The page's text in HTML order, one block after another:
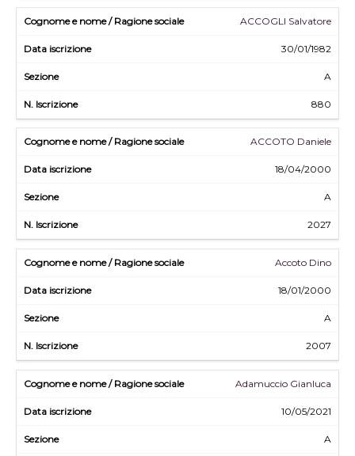
ACCOGLI Salvatore
30/01/1982
A
880
ACCOTO Daniele
18/04/2000
A
2027
Accoto Dino
18/01/2000
A
2007
Adamuccio Gianluca
10/05/2021
A